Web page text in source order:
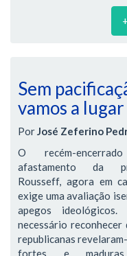
Sem
vamos a
PorJosé Zeferino
O recém-
afastamento da
Rousseff, agora em
exige uma avaliação
apegos
necessário
republicanas
fortes e